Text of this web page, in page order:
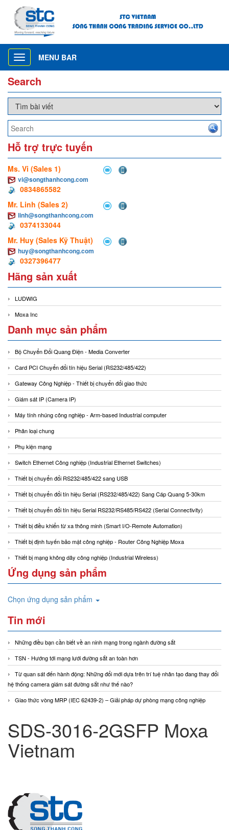
Toggle
navigation
MENU BAR
Search
Hỗ trợ trực tuyến
Ms. Vi (Sales 1)
vi@songthanhcong.com
0834865582
Mr. Linh (Sales 2)
linh@songthanhcong.com
0374133044
Mr. Huy (Sales Kỹ Thuật)
huy@songthanhcong.com
0327396477
Hãng sản xuất
LUDWIG
Moxa Inc
Danh mục sản phẩm
Bộ Chuyển Đổi Quang Điện - Media Converter
Card PCI Chuyển đổi tín hiệu Serial (RS232/485/422)
Gateway Công Nghiệp - Thiết bị chuyển đổi giao thức
Giám sát IP (Camera IP)
Máy tính nhúng công nghiệp - Arm-based Industrial computer
Phân loại chung
Phụ kiện mạng
Switch Ethernet Công nghiệp (Industrial Ethernet Switches)
Thiết bị chuyển đổi RS232/485/422 sang USB
Thiết bị chuyển đổi tín hiệu Serial (RS232/485/422) Sang Cáp Quang 5-30km
Thiết bị chuyển đổi tín hiệu Serial RS232/RS485/RS422 (Serial Connectivity)
Thiết bị điều khiển từ xa thông minh (Smart I/O-Remote Automation)
Thiết bị định tuyến bảo mật công nghiệp - Router Công Nghiệp Moxa
Thiết bị mạng không dây công nghiệp (Industrial Wireless)
Ứng dụng sản phẩm
Chọn ứng dụng sản phẩm
Tin mới
Những điều bạn cần biết về an ninh mạng trong ngành đường sắt
TSN - Hướng tới mạng lưới đường sắt an toàn hơn
Từ quan sát đến hành động: Những đổi mới dựa trên trí tuệ nhân tạo đang thay đổi
hệ thống camera giám sát đường sắt như thế nào?
Giao thức vòng MRP (IEC 62439-2) – Giải pháp dự phòng mạng công nghiệp
SDS-3016-2GSFP Moxa
Vietnam